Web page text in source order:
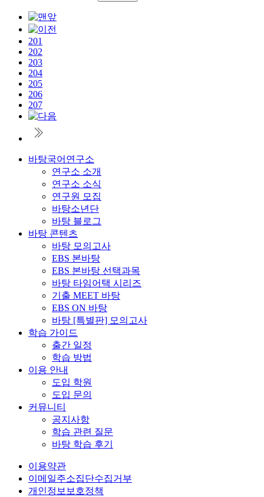
201
202
203
204
205
206
207
바탕국어연구소
연구소 소개
연구소 소식
연구원 모집
바탕소년단
바탕 블로그
바탕 콘텐츠
바탕 모의고사
EBS 본바탕
EBS 본바탕 선택과목
바탕 타임어택 시리즈
기출 MEET 바탕
EBS ON 바탕
바탕 [특별판] 모의고사
학습 가이드
출간 일정
학습 방법
이용 안내
도입 학원
도입 문의
커뮤니티
공지사항
학습 관련 질문
바탕 학습 후기
이용약관
이메일주소집단수집거부
개인정보보호정책